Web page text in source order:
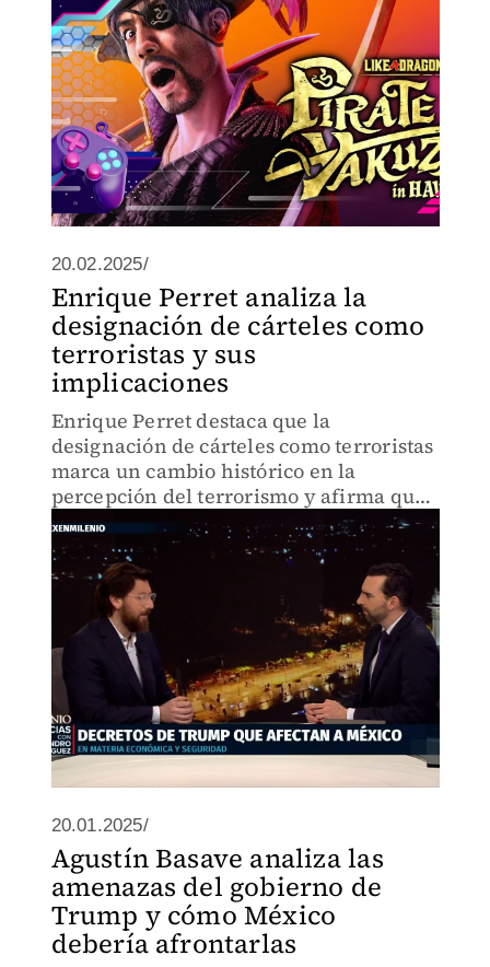
20.02.2025/
Enrique Perret analiza la
designación de cárteles como
terroristas y sus
implicaciones
Enrique Perret destaca que la
designación de cárteles como terroristas
marca un cambio histórico en la
percepción del terrorismo y afirma que
Trump no se retractará de sus
declaraciones.
20.01.2025/
Agustín Basave analiza las
amenazas del gobierno de
Trump y cómo México
debería afrontarlas